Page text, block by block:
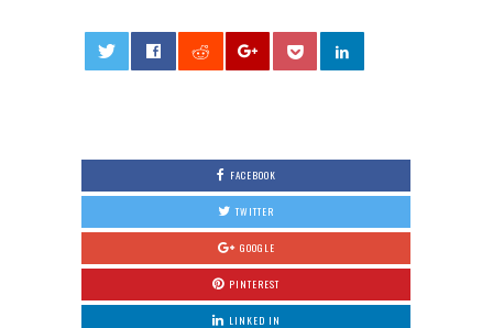
FACEBOOK
TWITTER
GOOGLE
PINTEREST
LINKED IN